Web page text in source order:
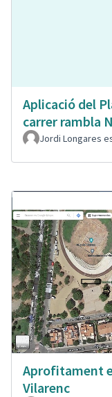
Aplicació del
carrer rambla
Jordi Longares
Aprofitament
Vilarenc